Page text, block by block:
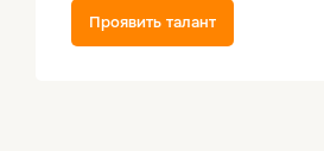
Проявить талант